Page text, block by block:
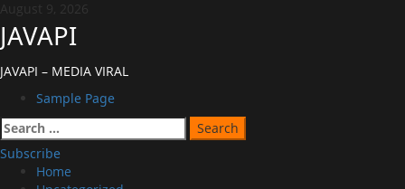
Skip
to
content
August 9, 2026
JAVAPI
JAVAPI – MEDIA VIRAL
Primary
Menu
Sample Page
Search
for:
Subscribe
Home